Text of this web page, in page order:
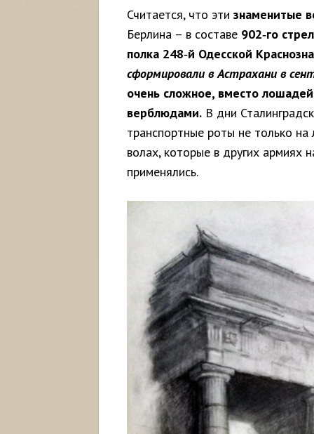
Считается, что эти знаменитые
Берлина – в составе 902‑го
полка 248‑й Одесской
сформировали в Астрахани в
очень сложное, вместо
верблюдами. В дни
транспортные роты не только
волах, которые в других армиях
применялись.